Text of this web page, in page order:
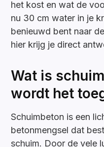
het kost en wat de
nu 30 cm water in je
benieuwd bent naar
hier krijg je direct
Wat is
wordt het
Schuimbeton is een
betonmengsel dat
schuim. Door de vele